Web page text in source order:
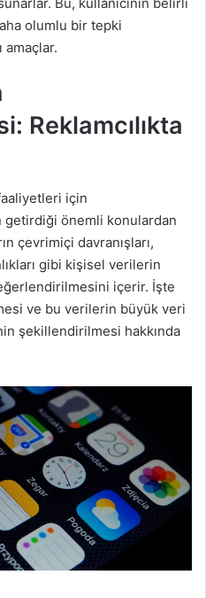
olumlu bir tepki
amaçlar.
Reklamcılıkta
için
önemli konulardan
çevrimiçi davranışları,
gibi kişisel verilerin
içerir. İşte
ve bu verilerin büyük veri
şekillendirilmesi hakkında